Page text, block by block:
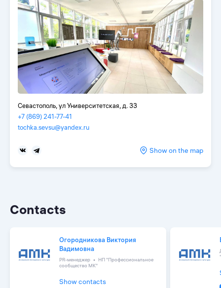
Севастополь, ул Университетская, д. 33
+7 (869) 241-77-41
tochka.sevsu@yandex.ru
Show on the map
Contacts
Огородникова Виктория
Вадимовна
PR-менеджер
НП "Профессиональное
сообщество МК"
Show contacts